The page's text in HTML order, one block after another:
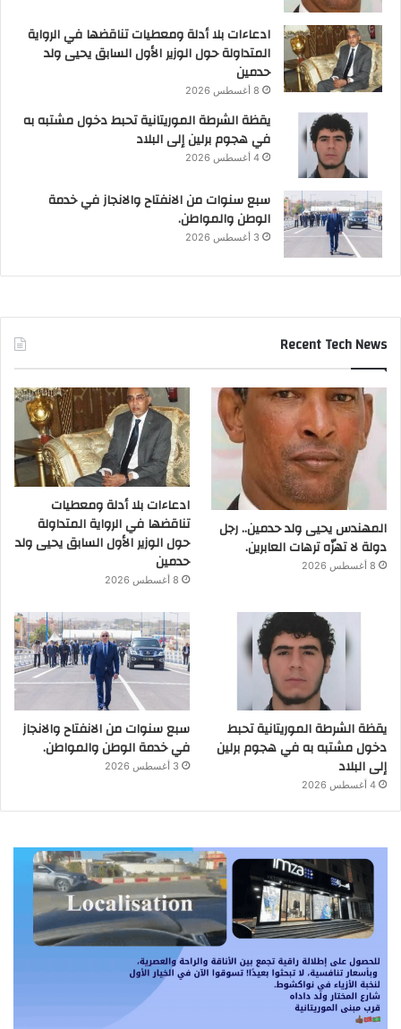
ادعاءات بلا أدلة ومعطيات تناقضها في الرواية
المتداولة حول الوزير الأول السابق يحيى ولد
حدمين
8 أغسطس 2026
يقظة الشرطة الموريتانية تحبط دخول مشتبه به
في هجوم برلين إلى البلاد
4 أغسطس 2026
سبع سنوات من الانفتاح والانجاز في خدمة
الوطن والمواطن.
3 أغسطس 2026
Recent Tech News
المهندس يحيى ولد حدمين.. رجل
دولة لا تهزّه ترهات العابرين.
8 أغسطس 2026
ادعاءات بلا أدلة ومعطيات
تناقضها في الرواية المتداولة
حول الوزير الأول السابق يحيى ولد
حدمين
8 أغسطس 2026
يقظة الشرطة الموريتانية تحبط
دخول مشتبه به في هجوم برلين
إلى البلاد
4 أغسطس 2026
سبع سنوات من الانفتاح والانجاز
في خدمة الوطن والمواطن.
3 أغسطس 2026